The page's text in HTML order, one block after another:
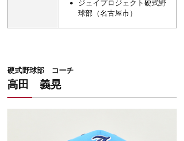
ジェイプロジェクト硬式野
球部（名古屋市）
硬式野球部 コーチ ​
高田 義晃